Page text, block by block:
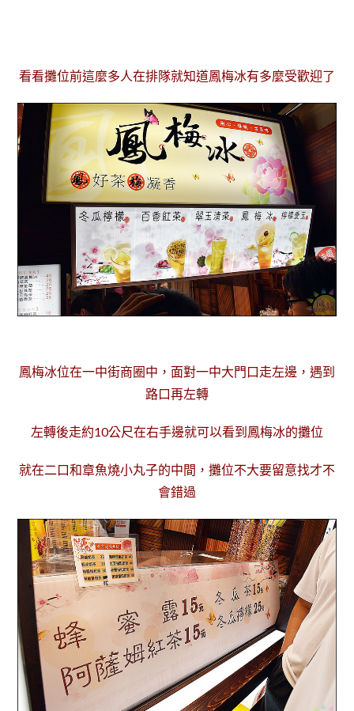
看看攤位前這麼多人在排隊就知道鳳梅冰有多麼受歡迎了
鳳梅冰位在一中街商圈中，面對一中大門口走左邊，遇到
路口再左轉
左轉後走約10公尺在右手邊就可以看到鳳梅冰的攤位
就在二口和章魚燒小丸子的中間，攤位不大要留意找才不
會錯過